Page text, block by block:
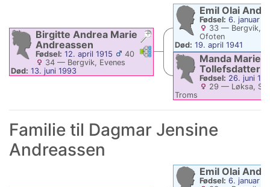
LinkerLinker
Birgitte Andrea Marie
Andreassen
Fødsel: 12. april 1915
40
34— Bergvik, Evenes
Død: 13. juni 1993
Emil Olai
Fødsel: 6. januar
33— Bergvik,
Ofoten
Død: 19. april 1941
Manda Marie
Tollefsdatter
Fødsel: 26. juni
29 — Løksa,
Troms
Familie til Dagmar Jensine
Andreassen
Emil Olai
Fødsel: 6. januar